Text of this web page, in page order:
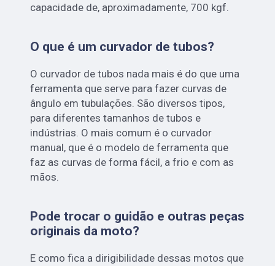
capacidade de, aproximadamente, 700 kgf.
O que é um curvador de tubos?
O curvador de tubos nada mais é do que uma
ferramenta que serve para fazer curvas de
ângulo em tubulações. São diversos tipos,
para diferentes tamanhos de tubos e
indústrias. O mais comum é o curvador
manual, que é o modelo de ferramenta que
faz as curvas de forma fácil, a frio e com as
mãos.
Pode trocar o guidão e outras peças
originais da moto?
E como fica a dirigibilidade dessas motos que